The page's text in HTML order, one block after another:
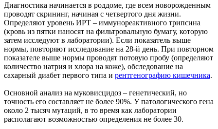
Диагностика начинается в роддоме, где всем новорожденным
проводят скрининг, начиная с четвертого дня жизни.
Определяют уровень ИРТ – иммунореактивного трипсина
(кровь из пятки наносят на фильтровальную бумагу, которую
затем исследуют в лаборатории). Если показатель выше
нормы, повторяют исследование на 28-й день. При повторном
показателе выше нормы проводят потовую пробу (определяют
количество натрия и хлора на коже), обследование на
сахарный диабет первого типа и рентгенографию кишечника.
Основной анализ на муковисцидоз – генетический, но
точность его составляет не более 90%. У патологического гена
около 2 тысяч мутаций, в то время как лаборатории
располагают возможностью определения не более 30.